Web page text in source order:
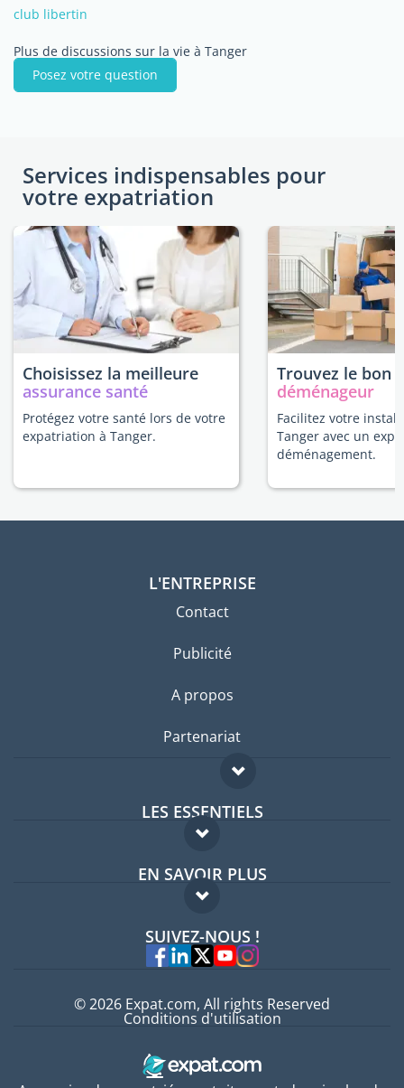
club libertin
Plus de discussions sur la vie à Tanger
Posez votre question
Services indispensables pour
votre expatriation
Choisissez la meilleure
assurance santé
Protégez votre santé lors de votre
expatriation à Tanger.
Trouvez le bon
déménageur
Facilitez votre
Tanger avec un
déménagement.
L'ENTREPRISE
Contact
Publicité
A propos
Partenariat
LES ESSENTIELS
Forum expatriés
Guides pays
EN SAVOIR PLUS
FAQ
Experts
SUIVEZ-NOUS !
© 2026 Expat.com, All rights Reserved
Conditions d'utilisation